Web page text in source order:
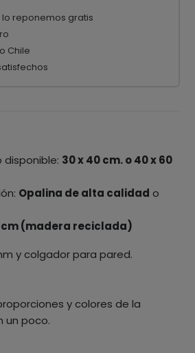
lo reponemos gratis
Chile
30 x 40 cm. o 40 x 60
Opalina de alta calidad o
cm (madera reciclada)
y colgador para pared.
y colores de la
un poco.